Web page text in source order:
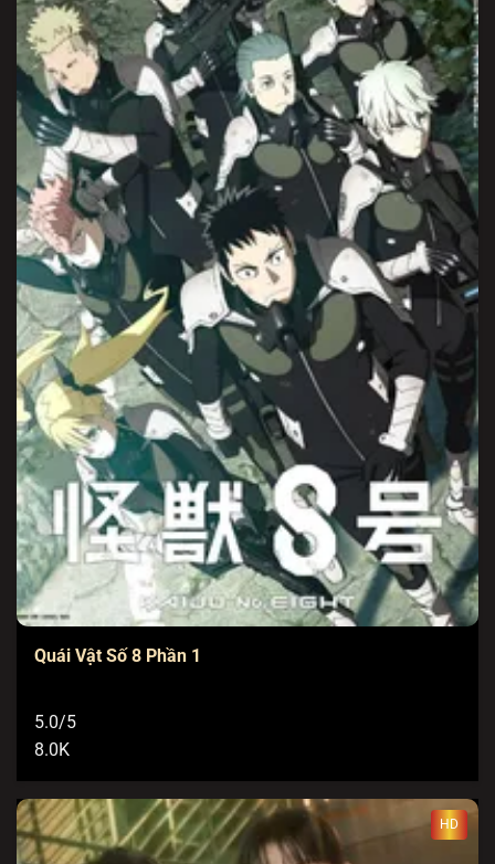
Quái Vật Số 8 Phần 1
5.0/5
8.0K
HD